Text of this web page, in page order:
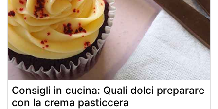
Consigli in cucina: Quali dolci preparare
con la crema pasticcera